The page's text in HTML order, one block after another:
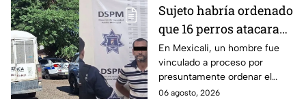
Sujeto habría ordenado
que 16 perros atacaran
a su hermana con
discapacidad en
Mexicali, BC
En Mexicali, un hombre fue
vinculado a proceso por
presuntamente ordenar el
ataque de 16 perros contra su
06 agosto, 2026